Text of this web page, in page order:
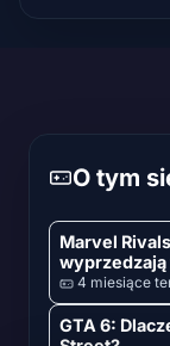
O tym
Marvel
wyprzedzają
4 miesiące
GTA 6: